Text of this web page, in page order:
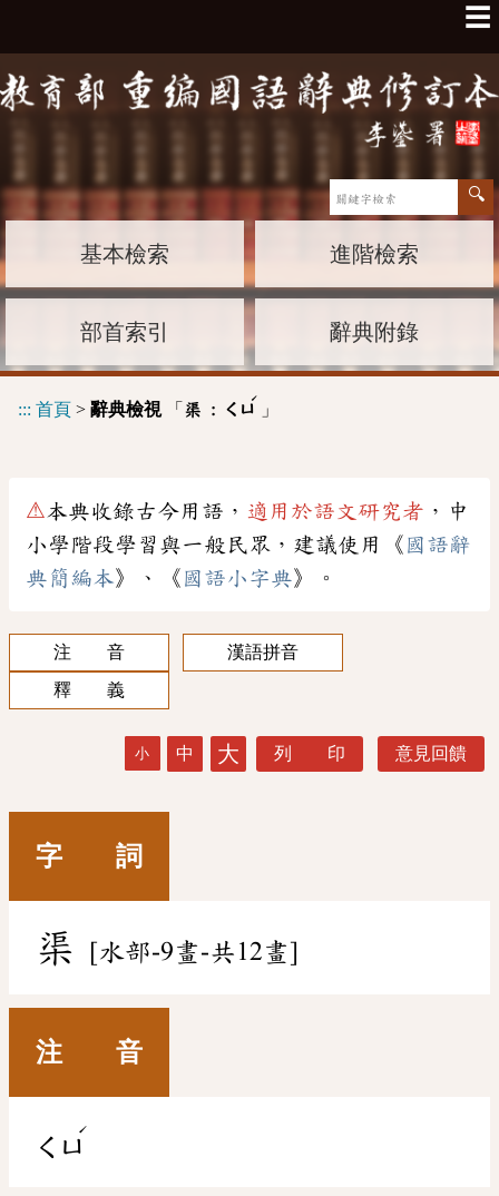
☰
基本檢索 進階檢索
部首索引 辭典附錄
::: 首頁 > 辭典檢視「 渠 : ㄑㄩ
ˊ
」
⚠本典收錄古今用語， 適用於語文研究者 ，中
小學階段學習與一般民眾，建議使用《 國語辭
典簡編本》、《 國語小字典》。
注 音
漢語拼音
釋 義
小 中 大 列 印 意見回饋
字 詞
渠 [水部-9畫-共12畫]
注 音
ㄑㄩ
ˊ